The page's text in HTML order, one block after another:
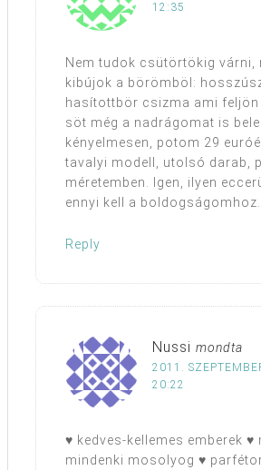
12:35
Nem tudok csütörtökig várni,
kibújok a börömböl:
hasítottbör csizma ami feljön
söt még a nadrágomat is
kényelmesen, potom 29
tavalyi modell, utolsó darab,
méretemben. Igen, ilyen
ennyi kell a
Reply
Nussi mondta
2011.
20:22
♥ kedves-kellemes emberek ♥
mindenki mosolyog ♥